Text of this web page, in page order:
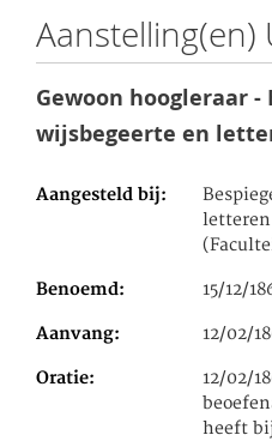
Aanstelling(en)
Gewoon hoogleraar -
wijsbegeerte en
Aangesteld bij
letteren
Benoemd 15/12/
Aanvang 12/02/
Oratie
12/02/
heeft